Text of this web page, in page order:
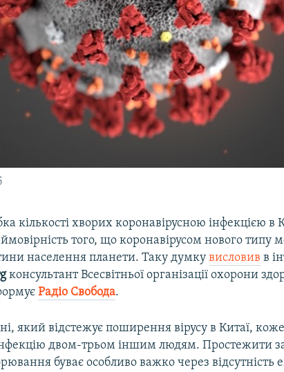
кількості хворих коронавірусною інфекцією в
того, що коронавірусом нового типу
населення планети. Таку думкувисловив в
консультант Всесвітньої організації охорони
Радіо Свобода.
який відстежує поширення вірусу в Китаї,
двом-трьом іншим людям. Простежити
буває особливо важко через відсутність